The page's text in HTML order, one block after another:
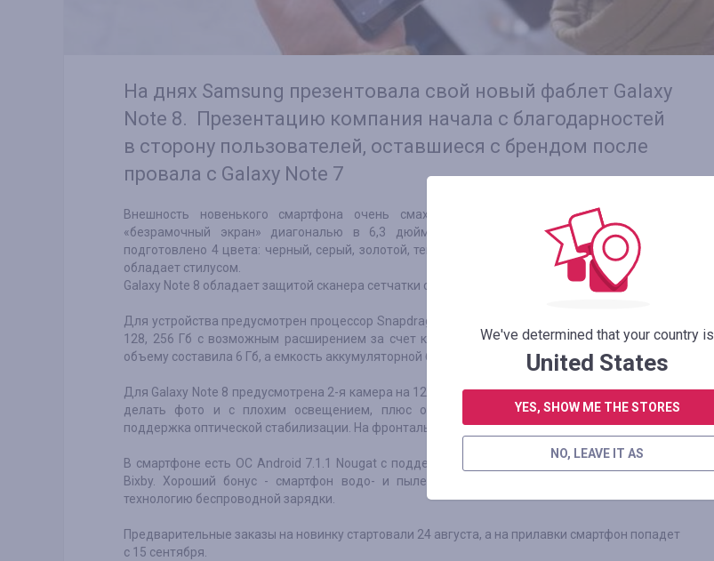
На днях Samsung презентовала свой новый фаблет Galaxy
Note 8. Презентацию компания начала с благодарностей
в сторону пользователей, оставшиеся с брендом после
провала с Galaxy Note 7
Внешность новенького смартфона очень смахивает на Galaxy S8 Plus. Выделяется
«безрамочный экран» диагональю в 6,3 дюйма. Весит новинка 195 грамм, а всего
подготовлено 4 цвета: черный, серый, золотой, темно-синий. Еще Galaxy Note 8 в комплекте
обладает стилусом.
Galaxy Note 8 обладает защитой сканера сетчатки с отпечатком пальцев.
Для устройства предусмотрен процессор Snapdragon 835 со встроенным хранилищем на 64,
128, 256 Гб с возможным расширением за счет карточки microSD. Оперативная память по
объему составила 6 Гб, а емкость аккумуляторной батареи достигла 3300 мАч.
Для Galaxy Note 8 предусмотрена 2-я камера на 12 Мп. Разработчики говорят, что она может
делать фото и с плохим освещением, плюс обеим частям 2-й камеры подготовлена
поддержка оптической стабилизации. На фронтальную камеру аппарата выделено 8 Мп.
В смартфоне есть ОС Android 7.1.1 Nougat с поддержкой работы персонального помощника
Bixby. Хороший бонус - смартфон водо- и пыленепроницаемый, поддерживая заодно и
технологию беспроводной зарядки.
Предварительные заказы на новинку стартовали 24 августа, а на прилавки смартфон попадет
с 15 сентября.
We've determined that your country is
United States
YES, SHOW ME THE STORES
NO, LEAVE IT AS